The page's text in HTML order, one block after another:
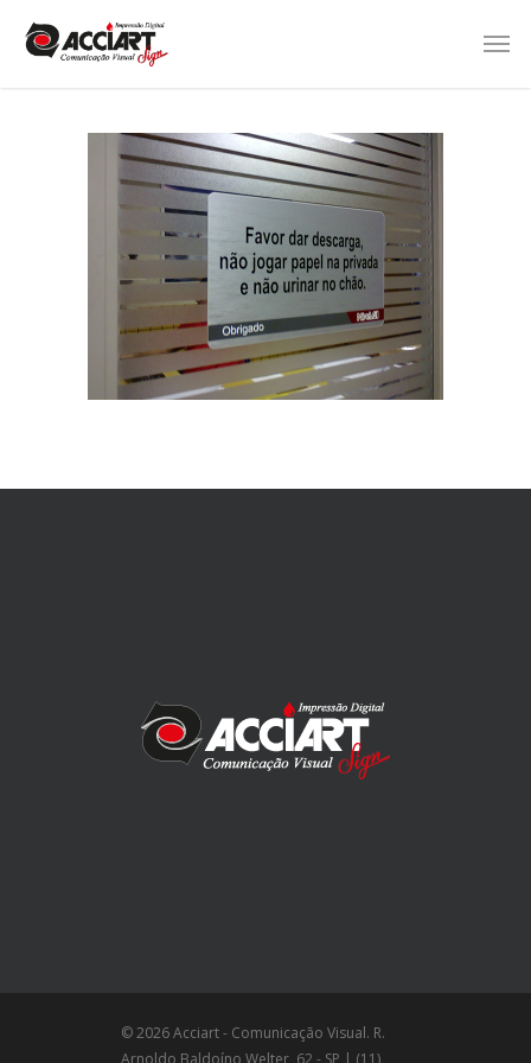
© 2026 Acciart - Comunicação Visual. R.
Arnoldo Baldoíno Welter, 62 - SP | (11)